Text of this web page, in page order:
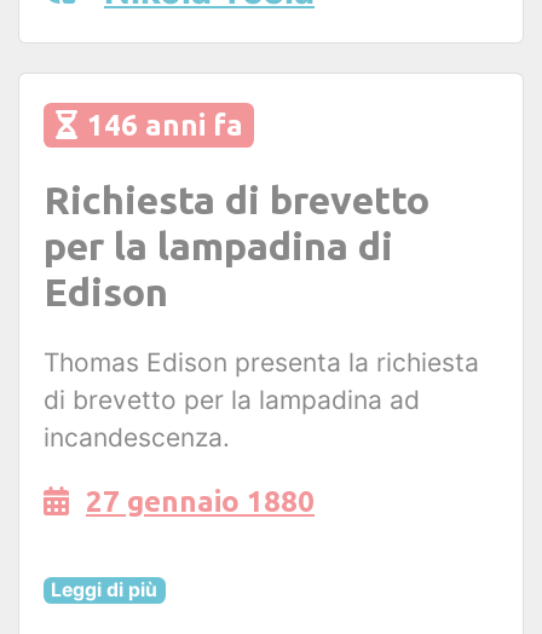
146 anni fa
Richiesta di brevetto
per la lampadina di
Edison
Thomas Edison presenta la richiesta
di brevetto per la lampadina ad
incandescenza.
27 gennaio 1880
Leggi di più